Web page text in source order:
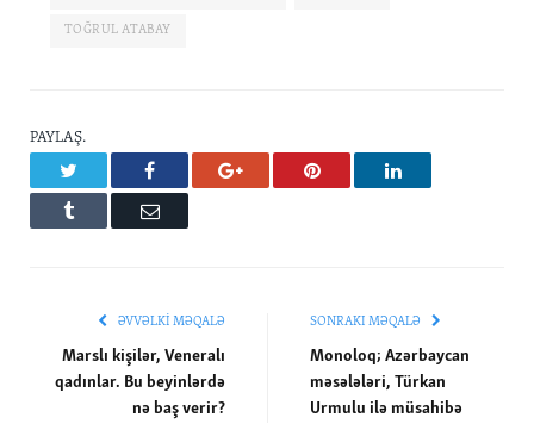
TOĞRUL ATABAY
PAYLAŞ.
Facebook Google+ Pinterest LinkedIn
Tumblr Email
ƏVVƏLKI MƏQALƏ
Marslı kişilər, Veneralı
qadınlar. Bu beyinlərdə
nə baş verir?
SONRAKI MƏQALƏ
Monoloq; Azərbaycan
məsələləri, Türkan
Urmulu ilə müsahibə